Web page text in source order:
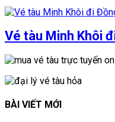
Vé tàu Minh Khôi
BÀI VIẾT MỚI